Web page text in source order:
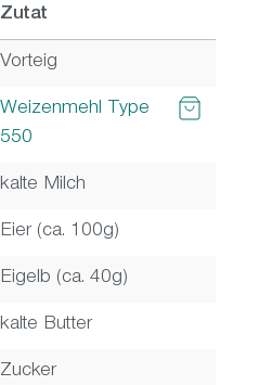
Zutat
Vorteig
Weizenmehl Type
550
kalte Milch
Eier (ca. 100g)
Eigelb (ca. 40g)
kalte Butter
Zucker